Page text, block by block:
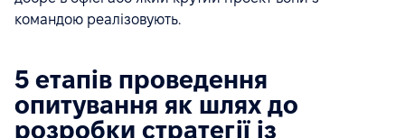
командою реалізовують.
5 етапів проведення
опитування як шлях до
розробки стратегії із